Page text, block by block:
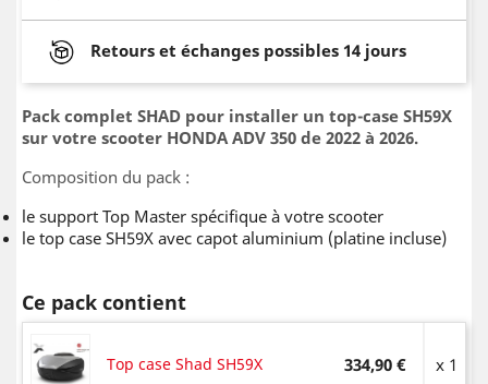
Retours et échanges possibles 14 jours
Pack complet SHAD pour installer un top-case SH59X
sur votre scooter HONDA ADV 350 de 2022 à 2026.
Composition du pack :
le support Top Master spécifique à votre scooter
le top case SH59X avec capot aluminium (platine incluse)
Ce pack contient
Top case Shad SH59X 334,90 € x 1